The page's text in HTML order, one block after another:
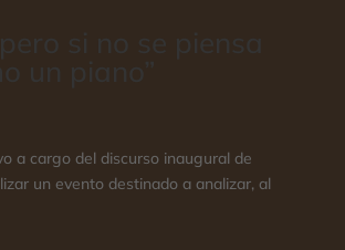
a cargo del discurso inaugural de
un evento destinado a analizar, al